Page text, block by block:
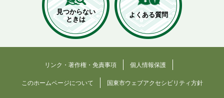
見つからない
ときは
よくある質問
リンク・著作権・免責事項 個人情報保護
このホームページについて 国東市ウェブアクセシビリティ方針